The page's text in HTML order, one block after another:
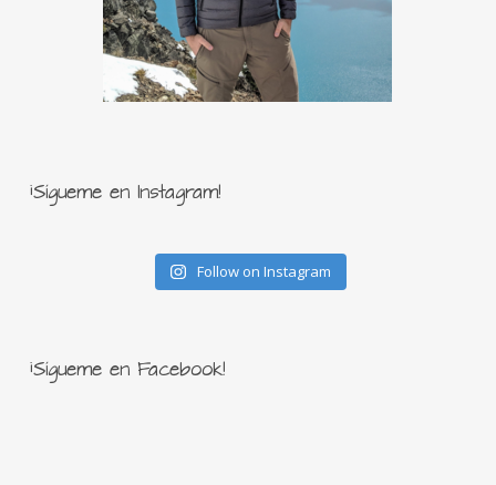
¡Sígueme en Instagram!
Follow on Instagram
¡Sígueme en Facebook!